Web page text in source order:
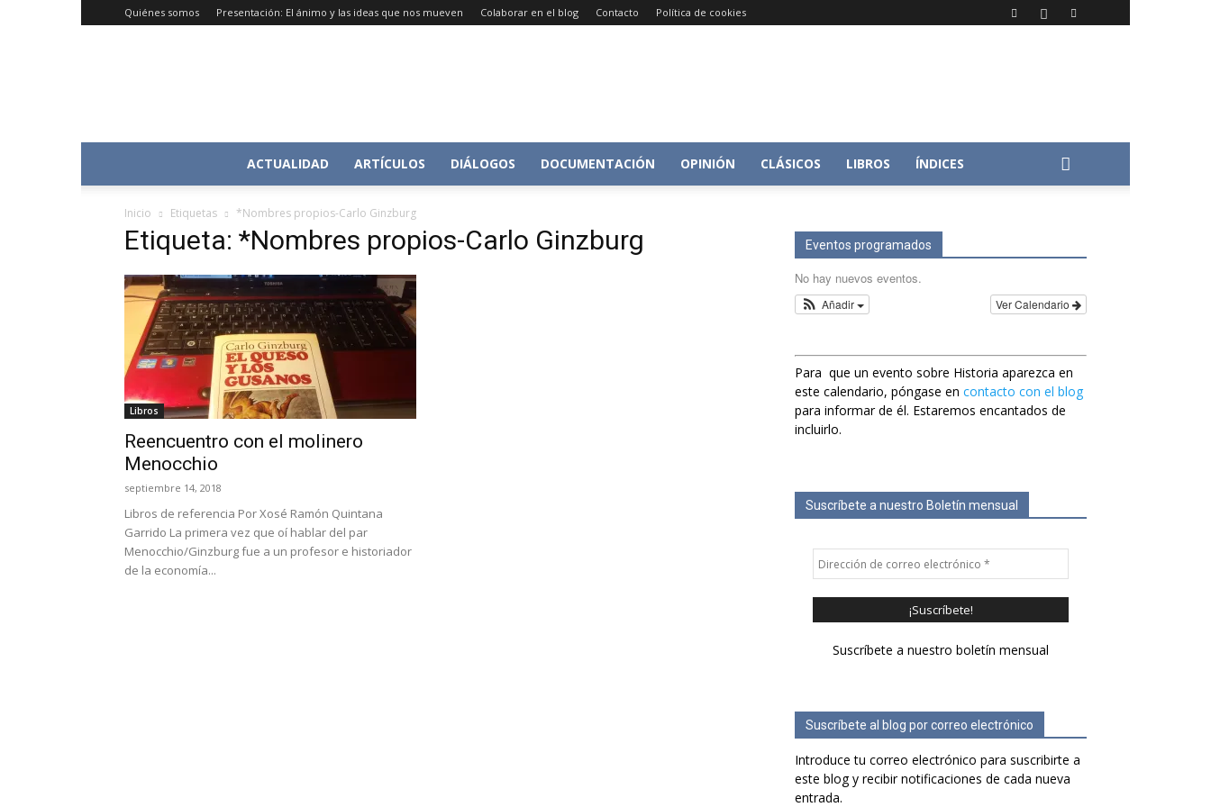
Quiénes somos Presentación: El ánimo y las ideas que nos mueven Colaborar en el blog Contacto Política de cookies
Conversacion
sobre
ACTUALIDAD ARTÍCULOS DIÁLOGOS DOCUMENTACIÓN OPINIÓN CLÁSICOS LIBROS ÍNDICES
Inicio Etiquetas *Nombres propios-Carlo Ginzburg
Etiqueta: *Nombres propios-Carlo Ginzburg
Libros
Reencuentro con el molinero
Menocchio
septiembre 14, 2018
Libros de referencia Por Xosé Ramón Quintana
Garrido La primera vez que oí hablar del par
Menocchio/Ginzburg fue a un profesor e historiador
de la economía...
Eventos programados
No hay nuevos eventos.
Ver Calendario
Añadir
Para que un evento sobre Historia aparezca en
este calendario, póngase en contacto con el blog
para informar de él. Estaremos encantados de
incluirlo.
Suscríbete a nuestro Boletín mensual
Suscríbete a nuestro boletín mensual
Suscríbete al blog por correo electrónico
Introduce tu correo electrónico para suscribirte a
este blog y recibir notificaciones de cada nueva
entrada.